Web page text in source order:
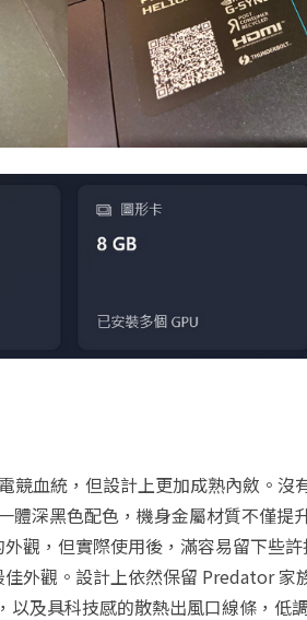
血統，但設計上更加成熟內斂。沒
體深黑色配色，機身金屬材質不僅提
觀，但實際使用後，滿容易留下些
外觀。設計上依然保留 Predator
及具科技感的散熱出風口線條，低